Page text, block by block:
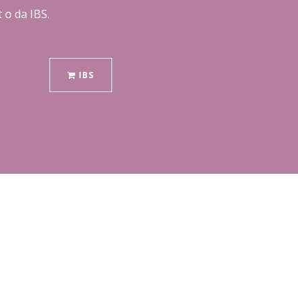
da IBS.
IBS